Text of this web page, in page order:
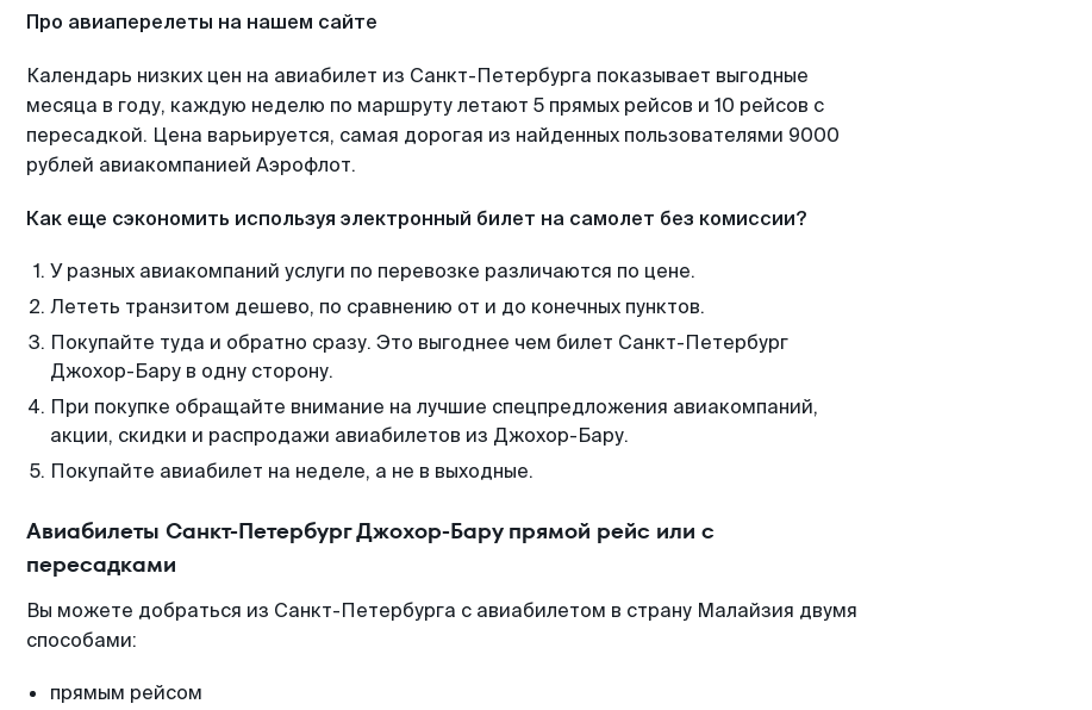
Про авиаперелеты на нашем сайте
Календарь низких цен на авиабилет из Санкт-Петербурга показывает выгодные
месяца в году, каждую неделю по маршруту летают 5 прямых рейсов и 10 рейсов с
пересадкой. Цена варьируется, самая дорогая из найденных пользователями 9000
рублей авиакомпанией Аэрофлот.
Как еще сэкономить используя электронный билет на самолет без комиссии?
У разных авиакомпаний услуги по перевозке различаются по цене.
Лететь транзитом дешево, по сравнению от и до конечных пунктов.
Покупайте туда и обратно сразу. Это выгоднее чем билет Санкт-Петербург
Джохор-Бару в одну сторону.
При покупке обращайте внимание на лучшие спецпредложения авиакомпаний,
акции, скидки и распродажи авиабилетов из Джохор-Бару.
Покупайте авиабилет на неделе, а не в выходные.
Авиабилеты Санкт-Петербург Джохор-Бару прямой рейс или с
пересадками
Вы можете добраться из Санкт-Петербурга с авиабилетом в страну Малайзия двумя
способами:
прямым рейсом